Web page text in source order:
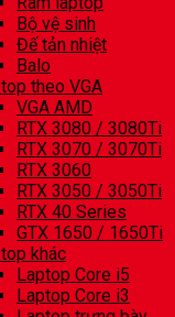
Bộ vệ sinh
Đế tản nhiệt
Balo
theo VGA
VGA AMD
RTX 3080 / 3080Ti
RTX 3070 / 3070Ti
RTX 3060
RTX 3050 / 3050Ti
RTX 40 Series
GTX 1650 / 1650Ti
khác
Laptop Core i5
Laptop Core i3